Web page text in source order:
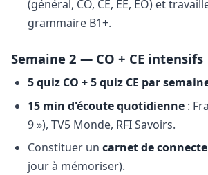
(général, CO, CE, EE, EO) et
grammaire B1+.
Semaine 2 — CO + CE intensifs
5 quiz CO + 5 quiz CE par
15 min d'écoute quotidienne :
9 »), TV5 Monde, RFI Savoirs.
Constituer un carnet de
jour à mémoriser).